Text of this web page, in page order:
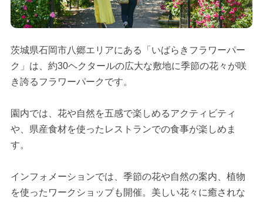
茨城県石岡市八郷エリアにある「いばらきフラワーパー
ク」は、約30ヘクタールの広大な敷地に季節の花々が咲
き誇るフラワーパークです。
園内では、花や自然を五感で楽しめるアクティビティ
や、県産食材を使ったレストランでの食事が楽しめま
す。
インフォメーションでは、季節の花や自然の案内、植物
を使ったワークショップも開催。美しい花々に癒されな